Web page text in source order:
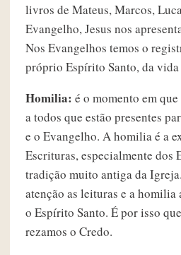
livros de Mateus, Marcos,
Evangelho, Jesus nos
Nos Evangelhos temos o
próprio Espírito Santo, da vida
Homilia: é o momento em
a todos que estão presentes
e o Evangelho. A homilia é a
Escrituras, especialmente dos
tradição muito antiga da
atenção as leituras e a
o Espírito Santo. É por isso
rezamos o Credo.